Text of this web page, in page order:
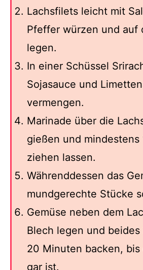
Lachsfilets leicht mit
Pfeffer würzen und auf
legen.
In einer Schüssel
Sojasauce und
vermengen.
Marinade über die
gießen und mindestens
ziehen lassen.
Währenddessen das
mundgerechte Stücke
Gemüse neben dem
Blech legen und beides
20 Minuten backen, bis
gar ist.